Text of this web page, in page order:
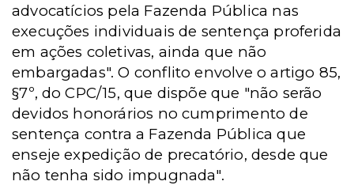
advocatícios pela Fazenda Pública nas
execuções individuais de sentença proferida
em ações coletivas, ainda que não
embargadas". O conflito envolve o artigo 85,
§7º, do CPC/15, que dispõe que "não serão
devidos honorários no cumprimento de
sentença contra a Fazenda Pública que
enseje expedição de precatório, desde que
não tenha sido impugnada".